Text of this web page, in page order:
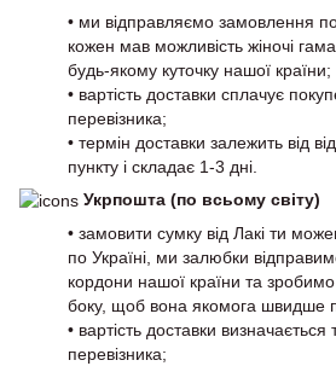
• ми відправляємо замовлення
кожен мав можливість жіночі
будь-якому куточку нашої країни;
• вартість доставки сплачує
перевізника;
• термін доставки залежить від
пункту і складає 1-3 дні.
Укрпошта (по всьому світу)
• замовити сумку від Лакі ти
по Україні, ми залюбки
кордони нашої країни та
боку, щоб вона якомога швидше
• вартість доставки
перевізника;